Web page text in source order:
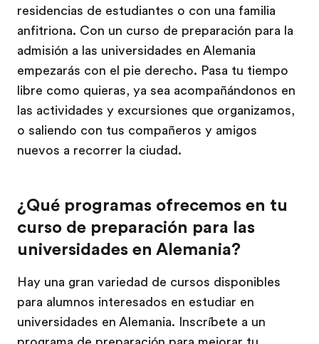
residencias de estudiantes o con una familia
anfitriona. Con un curso de preparación para la
admisión a las universidades en Alemania
empezarás con el pie derecho. Pasa tu tiempo
libre como quieras, ya sea acompañándonos en
las actividades y excursiones que organizamos,
o saliendo con tus compañeros y amigos
nuevos a recorrer la ciudad.
¿Qué programas ofrecemos en tu
curso de preparación para las
universidades en Alemania?
Hay una gran variedad de cursos disponibles
para alumnos interesados en estudiar en
universidades en Alemania. Inscríbete a un